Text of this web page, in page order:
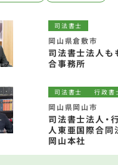
司法書士
岡山県倉敷市
司法書士法人も
合事務所
司法書士 行政書
岡山県岡山市
司法書士法人・
人東亜国際合同
岡山本社